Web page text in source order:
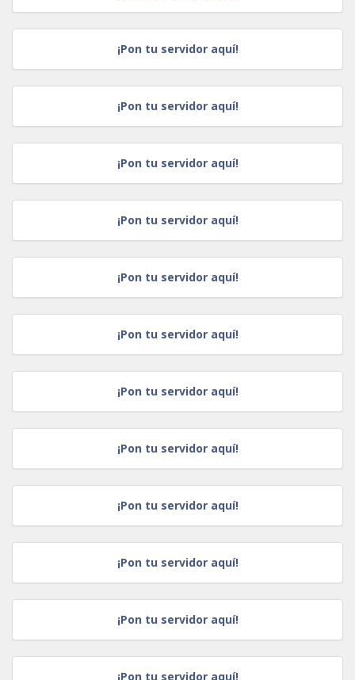
¡Pon tu servidor aquí!
¡Pon tu servidor aquí!
¡Pon tu servidor aquí!
¡Pon tu servidor aquí!
¡Pon tu servidor aquí!
¡Pon tu servidor aquí!
¡Pon tu servidor aquí!
¡Pon tu servidor aquí!
¡Pon tu servidor aquí!
¡Pon tu servidor aquí!
¡Pon tu servidor aquí!
¡Pon tu servidor aquí!